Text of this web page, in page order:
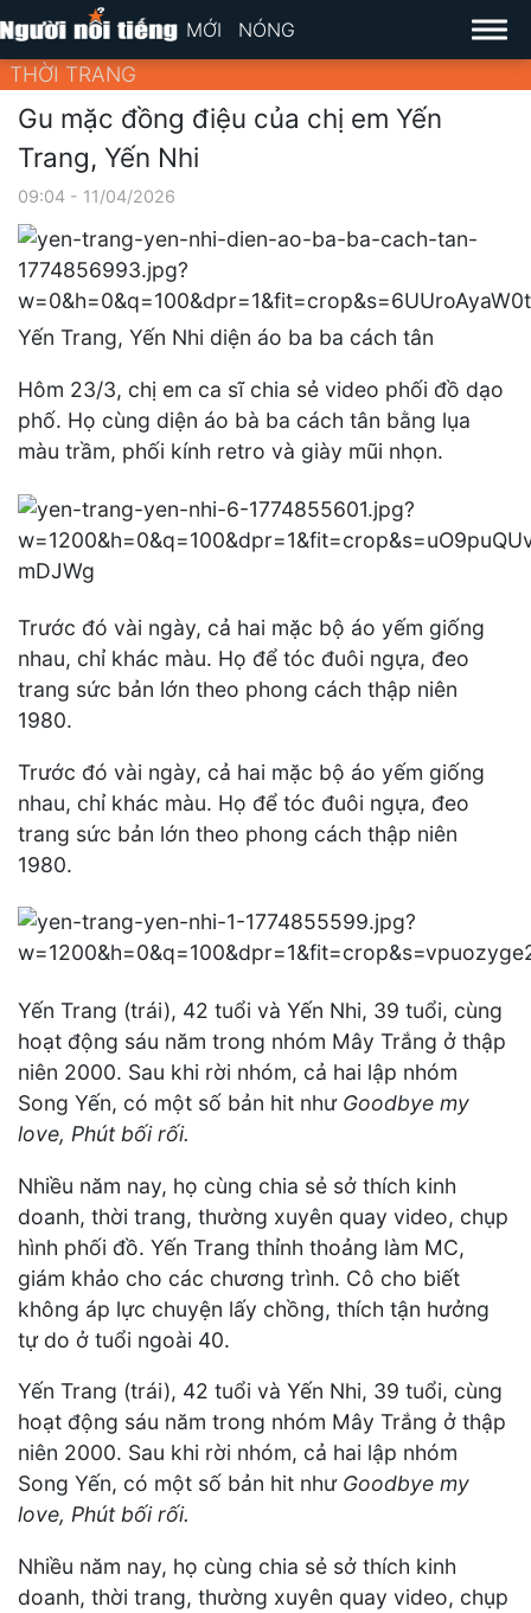
MỚI NÓNG
THỜI TRANG
Gu mặc đồng điệu của chị em Yến
Trang, Yến Nhi
09:04 - 11/04/2026
Yến Trang, Yến Nhi diện áo ba ba cách tân
Hôm 23/3, chị em ca sĩ chia sẻ video phối đồ dạo
phố. Họ cùng diện áo bà ba cách tân bằng lụa
màu trầm, phối kính retro và giày mũi nhọn.
Trước đó vài ngày, cả hai mặc bộ áo yếm giống
nhau, chỉ khác màu. Họ để tóc đuôi ngựa, đeo
trang sức bản lớn theo phong cách thập niên
1980.
Trước đó vài ngày, cả hai mặc bộ áo yếm giống
nhau, chỉ khác màu. Họ để tóc đuôi ngựa, đeo
trang sức bản lớn theo phong cách thập niên
1980.
Yến Trang (trái), 42 tuổi và Yến Nhi, 39 tuổi, cùng
hoạt động sáu năm trong nhóm Mây Trắng ở thập
niên 2000. Sau khi rời nhóm, cả hai lập nhóm
Song Yến, có một số bản hit như Goodbye my
love, Phút bối rối.
Nhiều năm nay, họ cùng chia sẻ sở thích kinh
doanh, thời trang, thường xuyên quay video, chụp
hình phối đồ. Yến Trang thỉnh thoảng làm MC,
giám khảo cho các chương trình. Cô cho biết
không áp lực chuyện lấy chồng, thích tận hưởng
tự do ở tuổi ngoài 40.
Yến Trang (trái), 42 tuổi và Yến Nhi, 39 tuổi, cùng
hoạt động sáu năm trong nhóm Mây Trắng ở thập
niên 2000. Sau khi rời nhóm, cả hai lập nhóm
Song Yến, có một số bản hit như Goodbye my
love, Phút bối rối.
Nhiều năm nay, họ cùng chia sẻ sở thích kinh
doanh, thời trang, thường xuyên quay video, chụp